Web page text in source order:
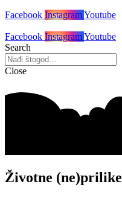
Facebook InstagramYoutube
Facebook InstagramYoutube
Search
Close
Životne (ne)prilike